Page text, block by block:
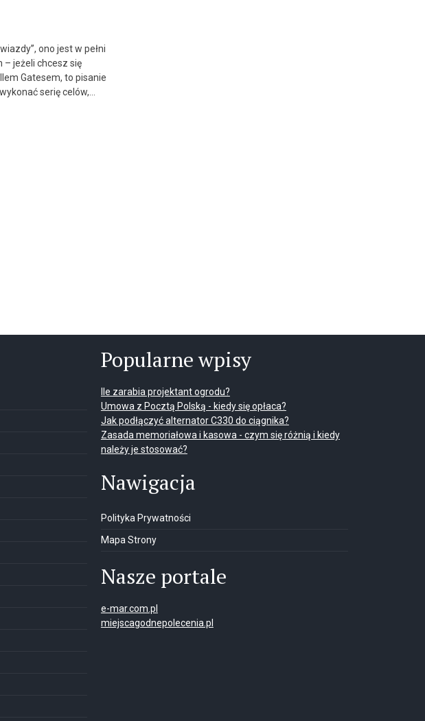
ono jest w pełni
jeżeli chcesz się
Gatesem, to pisanie
serię celów,…
Popularne wpisy
Ile zarabia projektant ogrodu?
Umowa z Pocztą Polską - kiedy się opłaca?
Jak podłączyć alternator C330 do ciągnika?
Zasada memoriałowa i kasowa - czym się różnią i kiedy
należy je stosować?
Nawigacja
Polityka Prywatności
Mapa Strony
Nasze portale
e-mar.com.pl
miejscagodnepolecenia.pl